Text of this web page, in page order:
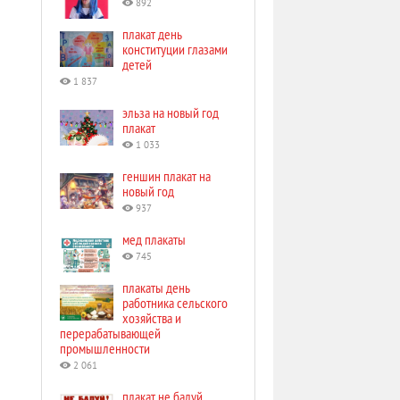
892
плакат день
конституции глазами
детей
1 837
эльза на новый год
плакат
1 033
геншин плакат на
новый год
937
мед плакаты
745
плакаты день
работника сельского
хозяйства и
перерабатывающей
промышленности
2 061
плакат не балуй